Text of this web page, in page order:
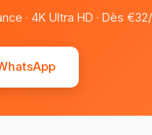
· 4K Ultra HD · Dès